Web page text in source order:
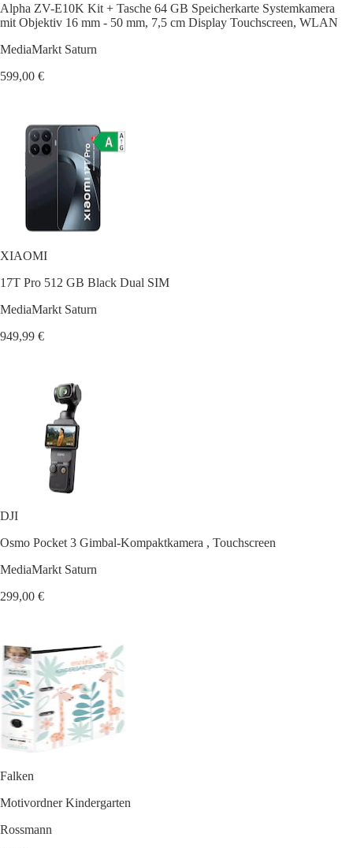
Alpha ZV-E10K Kit + Tasche 64 GB Speicherkarte Systemkamera
mit Objektiv 16 mm - 50 mm, 7,5 cm Display Touchscreen, WLAN
MediaMarkt Saturn
599,00 €
XIAOMI
17T Pro 512 GB Black Dual SIM
MediaMarkt Saturn
949,99 €
DJI
Osmo Pocket 3 Gimbal-Kompaktkamera , Touchscreen
MediaMarkt Saturn
299,00 €
Falken
Motivordner Kindergarten
Rossmann